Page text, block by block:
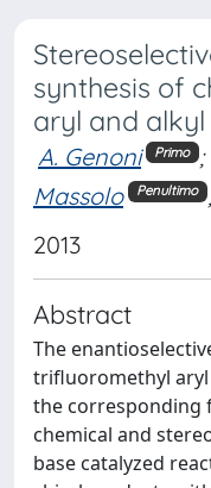
synthesis of
aryl and alkyl
A. Genoni Primo ;
Massolo
Penultimo ;
2013
Abstract
The
trifluoromethyl
the corresponding
chemical and
base catalyzed